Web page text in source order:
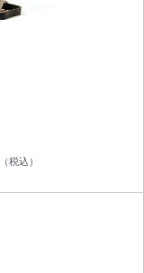
（税込）